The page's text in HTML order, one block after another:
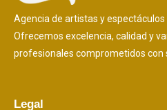
Agencia de artistas y espectáculos
Ofrecemos excelencia, calidad y
profesionales comprometidos con
Legal